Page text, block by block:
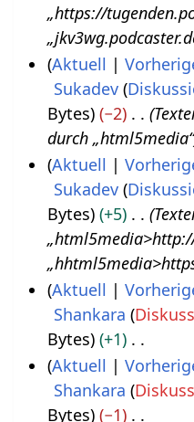
a
m
m
n
f
a
s
u
n
g
u
s
a
m
e
n
f
a
s
s
u
n
g
g
s
z
u
s
a
m
m
e
n
f
a
s
s
u
e
2
„https://
M
1
Aktuell
Sukadev
Bytes
−2
durch „html5media“
Aktuell
Sukadev
Bytes
+5
Aktuell
Shankara
Bytes
+1
K
i
Aktuell
Shankara
Bytes
−1